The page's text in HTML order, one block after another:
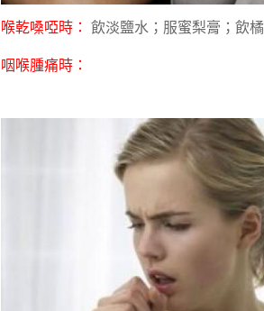
喉乾嗓啞時： 飲淡鹽水；服蜜梨膏；飲
咽喉腫痛時：